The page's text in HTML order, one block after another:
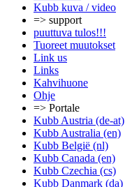
Kubb kuva / video
=> support
puuttuva tulos!!!
Tuoreet muutokset
Link us
Links
Kahvihuone
Ohje
=> Portale
Kubb Austria (de-at)
Kubb Australia (en)
Kubb België (nl)
Kubb Canada (en)
Kubb Czechia (cs)
Kubb Danmark (da)